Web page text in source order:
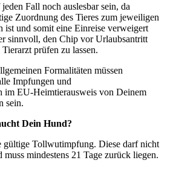
Fall noch auslesbar sein, da
Zuordnung des Tieres zum jeweiligen
ist und somit eine Einreise verweigert
sinnvoll, den Chip vor Urlaubsantritt
prüfen zu lassen.
Formalitäten müssen
Impfungen und
im EU-Heimtierausweis von Deinem
sein.
Dein Hund?
gültige Tollwutimpfung. Diese darf nicht
muss mindestens 21 Tage zurück liegen.